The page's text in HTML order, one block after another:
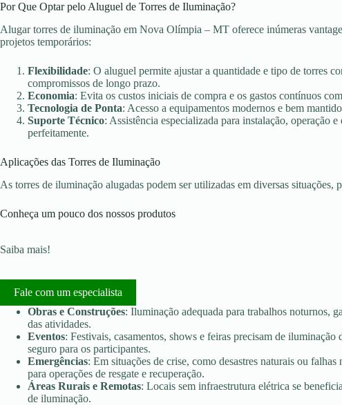
Por Que Optar pelo Aluguel de Torres de Iluminação?
Alugar torres de iluminação em Nova Olímpia – MT oferece inúmeras
projetos temporários:
Flexibilidade: O aluguel permite ajustar a quantidade e tipo de torres
compromissos de longo prazo.
Economia: Evita os custos iniciais de compra e os gastos contínuos
Tecnologia de Ponta: Acesso a equipamentos modernos e bem
Suporte Técnico: Assistência especializada para instalação, operação
perfeitamente.
Aplicações das Torres de Iluminação
As torres de iluminação alugadas podem ser utilizadas em diversas
Conheça um pouco dos nossos produtos
Saiba mais!
Fale com um especialista
Obras e Construções: Iluminação adequada para trabalhos noturnos,
das atividades.
Eventos: Festivais, casamentos, shows e feiras precisam de
seguro para os participantes.
Emergências: Em situações de crise, como desastres naturais ou
para operações de resgate e recuperação.
Áreas Rurais e Remotas: Locais sem infraestrutura elétrica se
de iluminação.